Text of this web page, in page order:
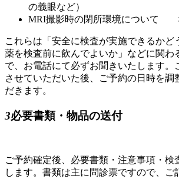
の義眼など）
MRI撮影時の閉所環境について
これらは「安全に検査が実施できるかど
薬を検査前に飲んでよいか」などに関わ
で、お電話にて必ずお聞きいたします。
させていただいた後、ご予約の日時を調
だきます。
3必要書類・物品の送付
ご予約確定後、必要書類・注意事項・検
します。書類は主に問診票ですので、ご